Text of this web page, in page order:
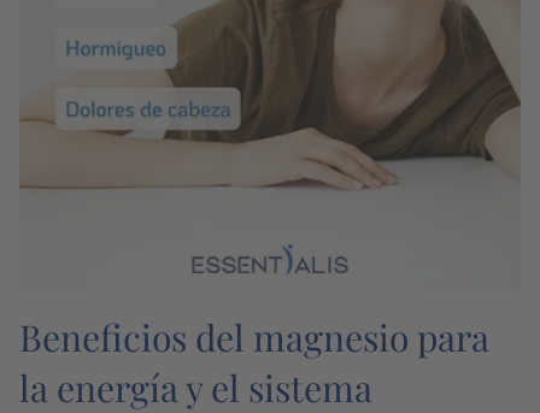
Beneficios del magnesio para
la energía y el sistema